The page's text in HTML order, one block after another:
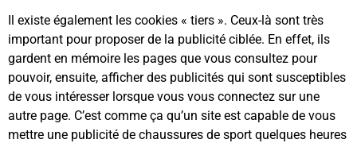
Il existe également les cookies « tiers ». Ceux-là sont très
important pour proposer de la publicité ciblée. En effet, ils
gardent en mémoire les pages que vous consultez pour
pouvoir, ensuite, afficher des publicités qui sont susceptibles
de vous intéresser lorsque vous vous connectez sur une
autre page. C’est comme ça qu’un site est capable de vous
mettre une publicité de chaussures de sport quelques heures